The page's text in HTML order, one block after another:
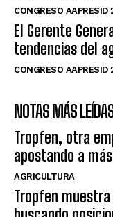
CONGRESO AAPRESID
El Gerente
tendencias del
CONGRESO AAPRESID
NOTAS MÁS
Tropfen, otra
apostando a
AGRICULTURA
Tropfen